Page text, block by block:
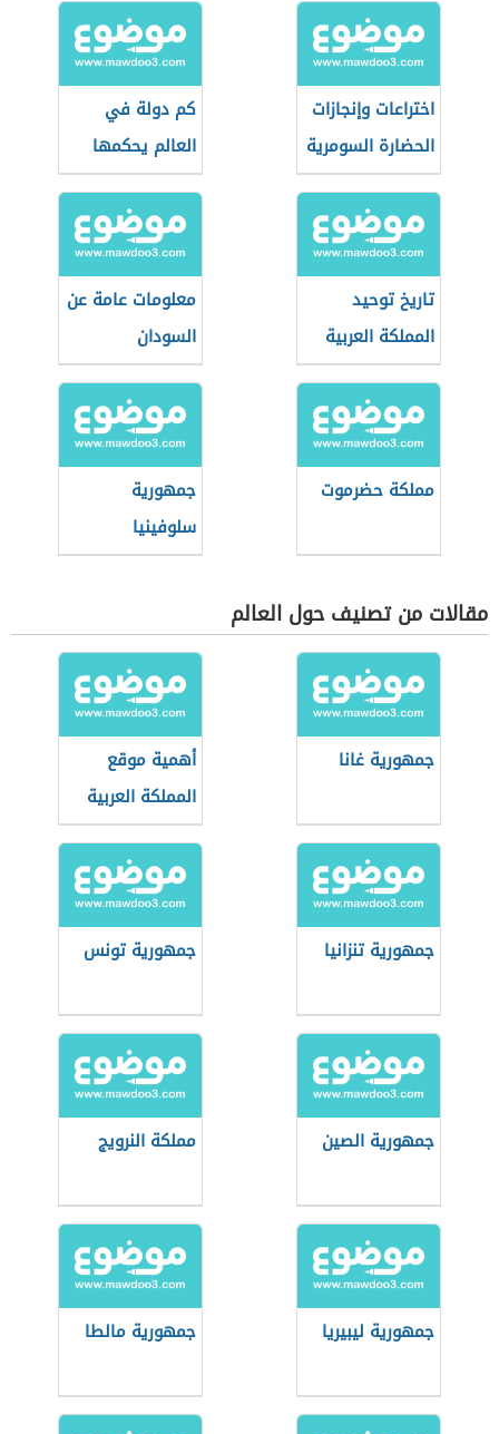
اختراعات وإنجازات
الحضارة السومرية
كم دولة في
العالم يحكمها
نظام ملكي
تاريخ توحيد
المملكة العربية
السعودية
معلومات عامة عن
السودان
مملكة حضرموت
جمهورية
سلوفينيا
مقالات من تصنيف حول العالم
جمهورية غانا
أهمية موقع
المملكة العربية
السعودية
جمهورية تنزانيا جمهورية تونس
جمهورية الصين مملكة النرويج
جمهورية ليبيريا جمهورية مالطا